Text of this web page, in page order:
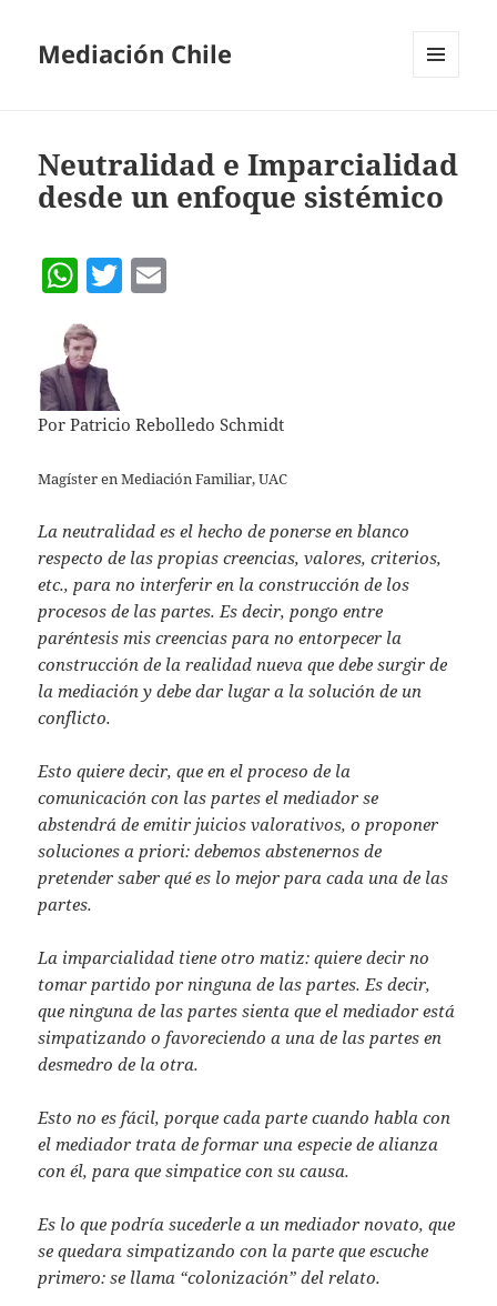
Mediación Chile
Neutralidad e Imparcialidad
desde un enfoque sistémico
W
h
at
s
A
p
T
Por Patricio Rebolledo Schmidt
Magíster en Mediación Familiar, UAC
La neutralidad es el hecho de ponerse en blanco
respecto de las propias creencias, valores, criterios,
etc., para no interferir en la construcción de los
procesos de las partes. Es decir, pongo entre
paréntesis mis creencias para no entorpecer la
construcción de la realidad nueva que debe surgir de
la mediación y debe dar lugar a la solución de un
conflicto.
Esto quiere decir, que en el proceso de la
comunicación con las partes el mediador se
abstendrá de emitir juicios valorativos, o proponer
soluciones a priori: debemos abstenernos de
pretender saber qué es lo mejor para cada una de las
partes.
La imparcialidad tiene otro matiz: quiere decir no
tomar partido por ninguna de las partes. Es decir,
que ninguna de las partes sienta que el mediador está
simpatizando o favoreciendo a una de las partes en
desmedro de la otra.
Esto no es fácil, porque cada parte cuando habla con
el mediador trata de formar una especie de alianza
con él, para que simpatice con su causa.
Es lo que podría sucederle a un mediador novato, que
se quedara simpatizando con la parte que escuche
primero: se llama “colonización” del relato.